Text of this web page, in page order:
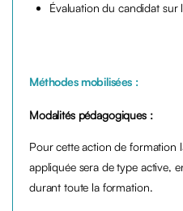
Évaluation du candidat sur
Méthodes mobilisées :
Modalités pédagogiques :
Pour cette action de formation
appliquée sera de type active,
durant toute la formation.